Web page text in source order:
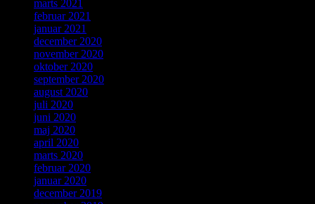
marts 2021
februar 2021
januar 2021
december 2020
november 2020
oktober 2020
september 2020
august 2020
juli 2020
juni 2020
maj 2020
april 2020
marts 2020
februar 2020
januar 2020
december 2019